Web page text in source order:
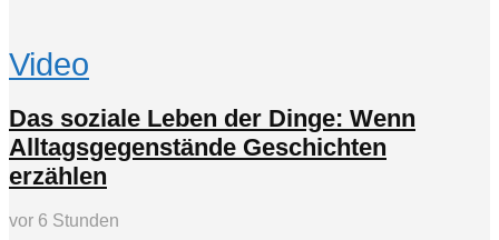
Video
Das soziale Leben der Dinge: Wenn
Alltagsgegenstände Geschichten
erzählen
vor 6 Stunden